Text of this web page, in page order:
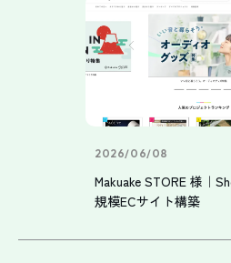
2026/06/08
Makuake STORE 様｜
規模ECサイト構築